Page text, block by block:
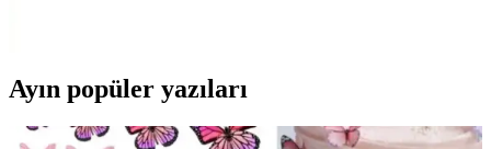
Ayın popüler yazıları